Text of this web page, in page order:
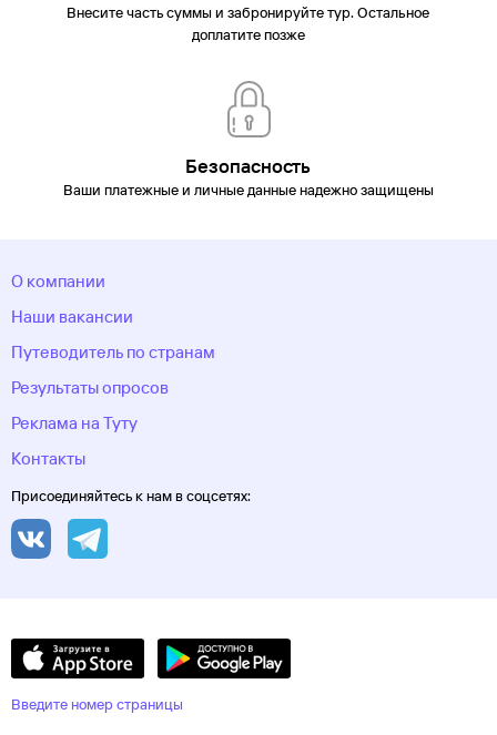
Внесите часть суммы и забронируйте тур. Остальное
доплатите позже
Безопасность
Ваши платежные и личные данные надежно защищены
О компании
Наши вакансии
Путеводитель по странам
Результаты опросов
Реклама на Туту
Контакты
Присоединяйтесь к нам в соцсетях:
Введите номер страницы